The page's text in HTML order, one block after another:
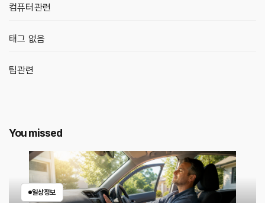
컴퓨터관련
태그 없음
팁관련
You missed
일상정보